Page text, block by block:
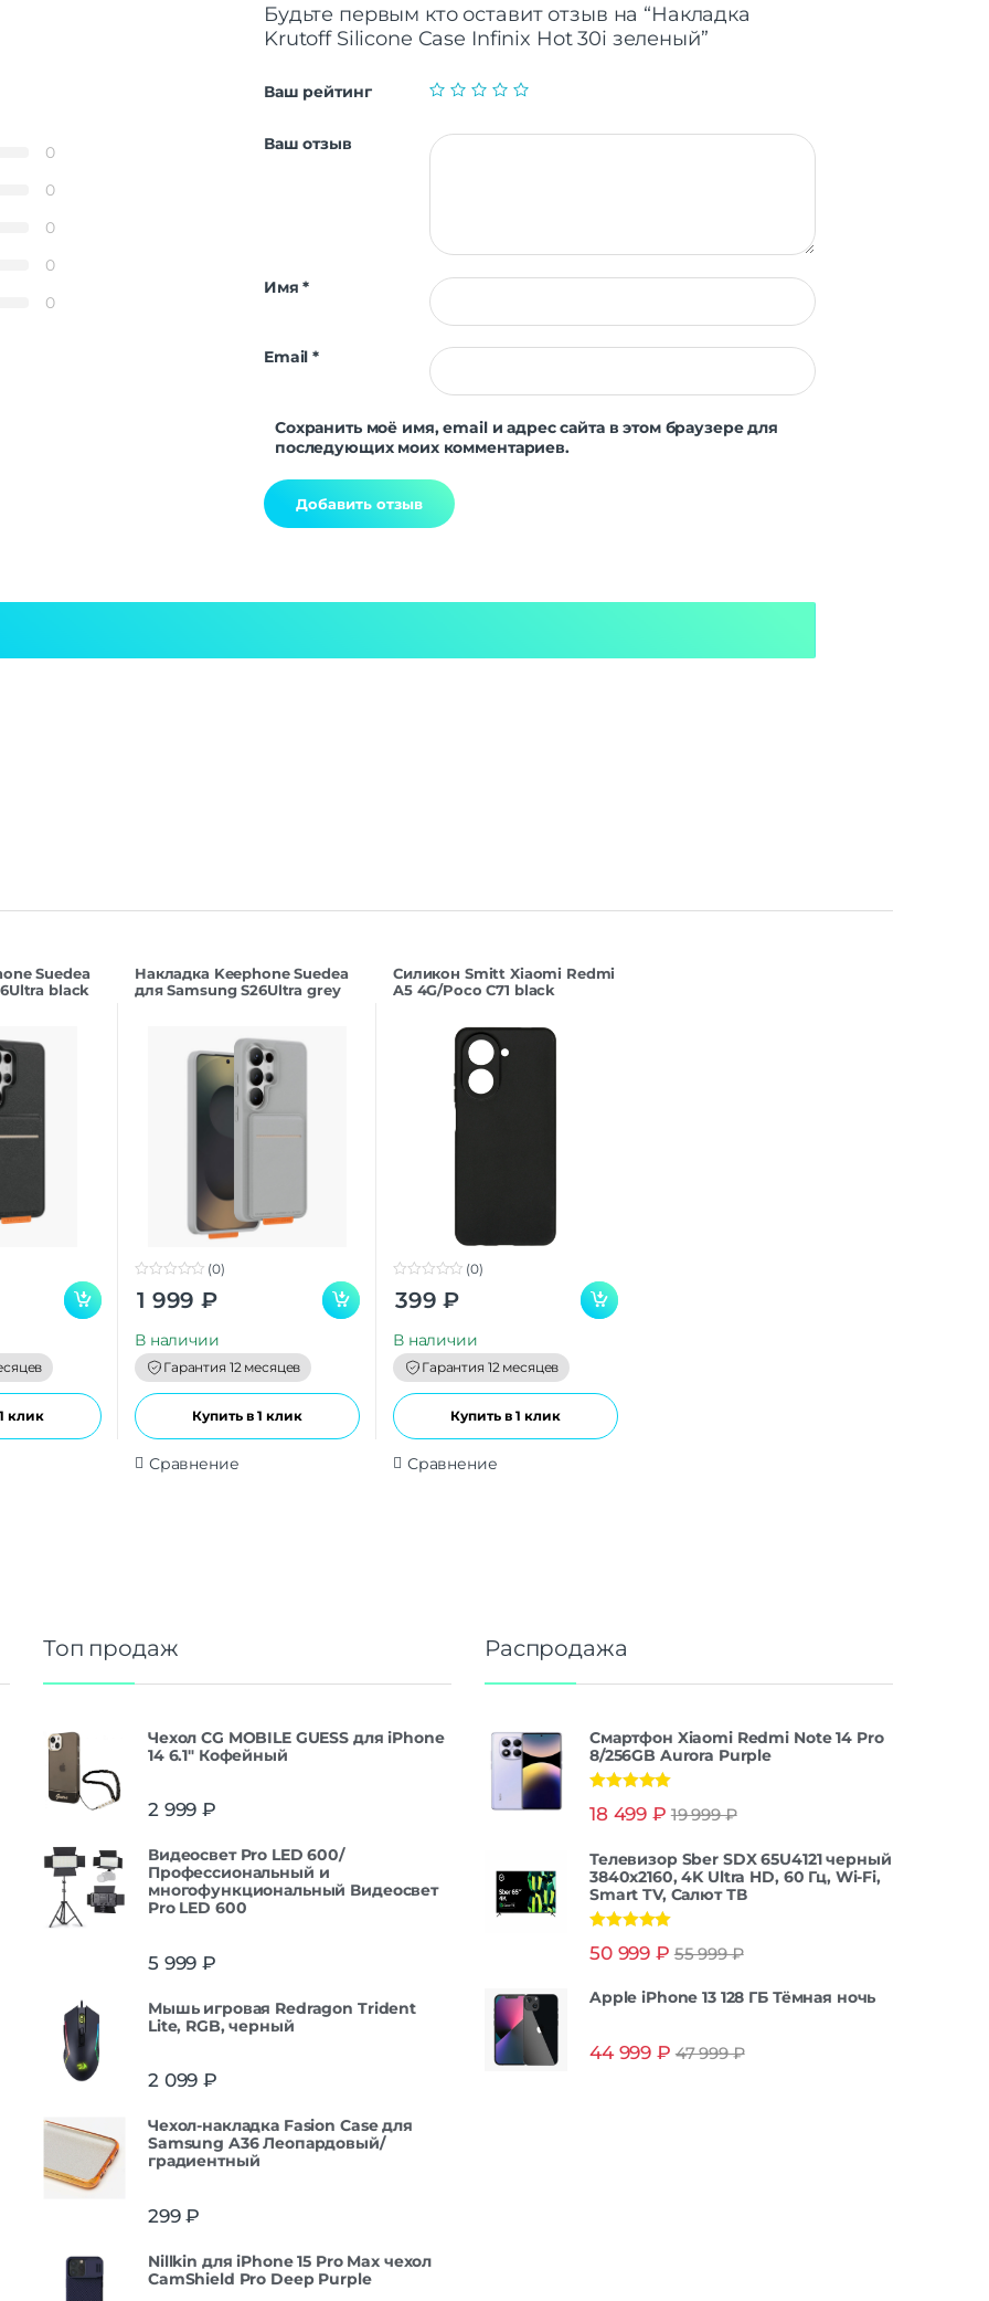
0
0
0
0
0
Будьте первым кто оставит отзыв на “Накладка
Krutoff Silicone Case Infinix Hot 30i зеленый”
Ваш рейтинг
Ваш отзыв
Имя*
Email*
Сохранить моё имя, email и адрес сайта в этом браузере для
последующих моих комментариев.
Suedea
black
клик
Накладка Keephone Suedea
для Samsung S26Ultra grey
o
(0)
1 999 ₽
В наличии
Гарантия 12 месяцев
Купить в 1 клик
Сравнение
Силикон Smitt Xiaomi Redmi
A5 4G/Poco C71 black
o
o
(0)
399 ₽
В наличии
Гарантия 12 месяцев
Купить в 1 клик
Сравнение
Топ продаж
Чехол CG MOBILE GUESS для iPhone
14 6.1" Кофейный
2 999 ₽
Видеосвет Pro LED 600/
Профессиональный и
многофункциональный Видеосвет
Pro LED 600
5 999 ₽
Мышь игровая Redragon Trident
Lite, RGB, черный
2 099 ₽
Чехол-накладка Fasion Case для
Samsung A36 Леопардовый/
градиентный
299₽
Nillkin для iPhone 15 Pro Max чехол
CamShield Pro Deep Purple
Распродажа
Смартфон Xiaomi Redmi Note 14 Pro
8/256GB Aurora Purple
из 5
18 499 ₽ 19 999₽
Телевизор Sber SDX 65U4121 черный
3840x2160, 4K Ultra HD, 60 Гц, Wi-Fi,
Smart TV, Салют ТВ
из 5
50 999 ₽ 55 999₽
Apple iPhone 13 128 ГБ Тёмная ночь
44 999 ₽ 47 999₽